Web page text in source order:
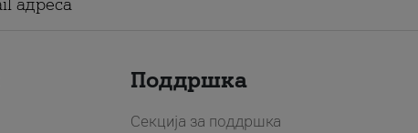
Поддршка
Секција за поддршка